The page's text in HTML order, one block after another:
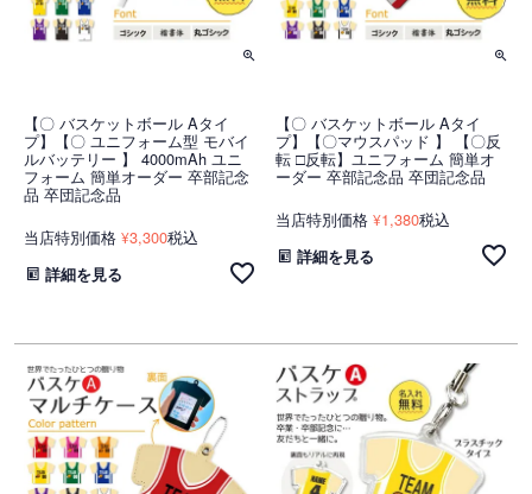
【〇 バスケットボール Aタイ
プ】【〇 ユニフォーム型 モバイ
ルバッテリー 】 4000mAh ユニ
フォーム 簡単オーダー 卒部記念
品 卒団記念品
当店特別価格 ¥3,300税込
詳細を見る
【〇 バスケットボール Aタイ
プ】【〇マウスパッド 】 【〇反
転 □反転】ユニフォーム 簡単オ
ーダー 卒部記念品 卒団記念品
当店特別価格 ¥1,380税込
詳細を見る